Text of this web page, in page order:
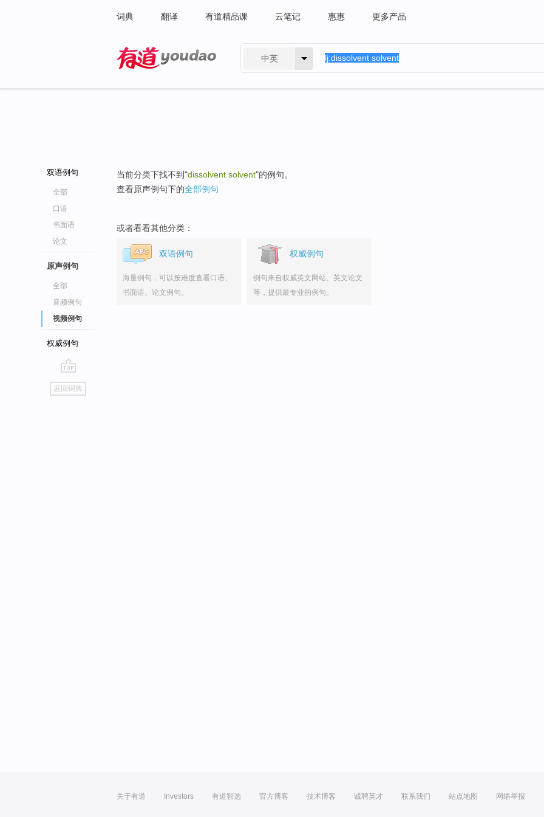
词典 翻译 有道精品课 云笔记 惠惠 更多产品
中英
双语例句
全部
口语
书面语
论文
原声例句
全部
音频例句
视频例句
权威例句
go
top
返回词典
当前分类下找不到"dissolvent solvent"的例句。
查看原声例句下的全部例句
或者看看其他分类：
双语例句
海量例句，可以按难度查看口语、
书面语、论文例句。
权威例句
例句来自权威英文网站、英文论文
等，提供最专业的例句。
关于有道 Investors 有道智选 官方博客 技术博客 诚聘英才 联系我们 站点地图 网络举报